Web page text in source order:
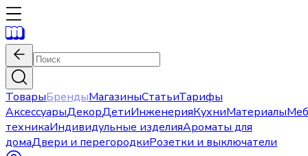
ТоварыБрендыМагазиныСтатьиТарифы
АксессуарыДекорДетиИнженерияКухниМатериалы
техникаИндивидульные изделияАроматы для
домаДвери и перегородкиРозетки и выключатели